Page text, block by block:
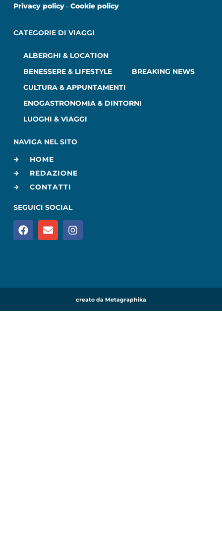
Privacy policy– Cookie policy
CATEGORIE DI VIAGGI
ALBERGHI & LOCATION
BENESSERE & LIFESTYLE
BREAKING NEWS
CULTURA & APPUNTAMENTI
ENOGASTRONOMIA & DINTORNI
LUOGHI & VIAGGI
NAVIGA NEL SITO
HOME
REDAZIONE
CONTATTI
SEGUICI SOCIAL
creato da Metagraphika